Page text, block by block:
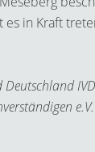
es in Kraft
e.V.